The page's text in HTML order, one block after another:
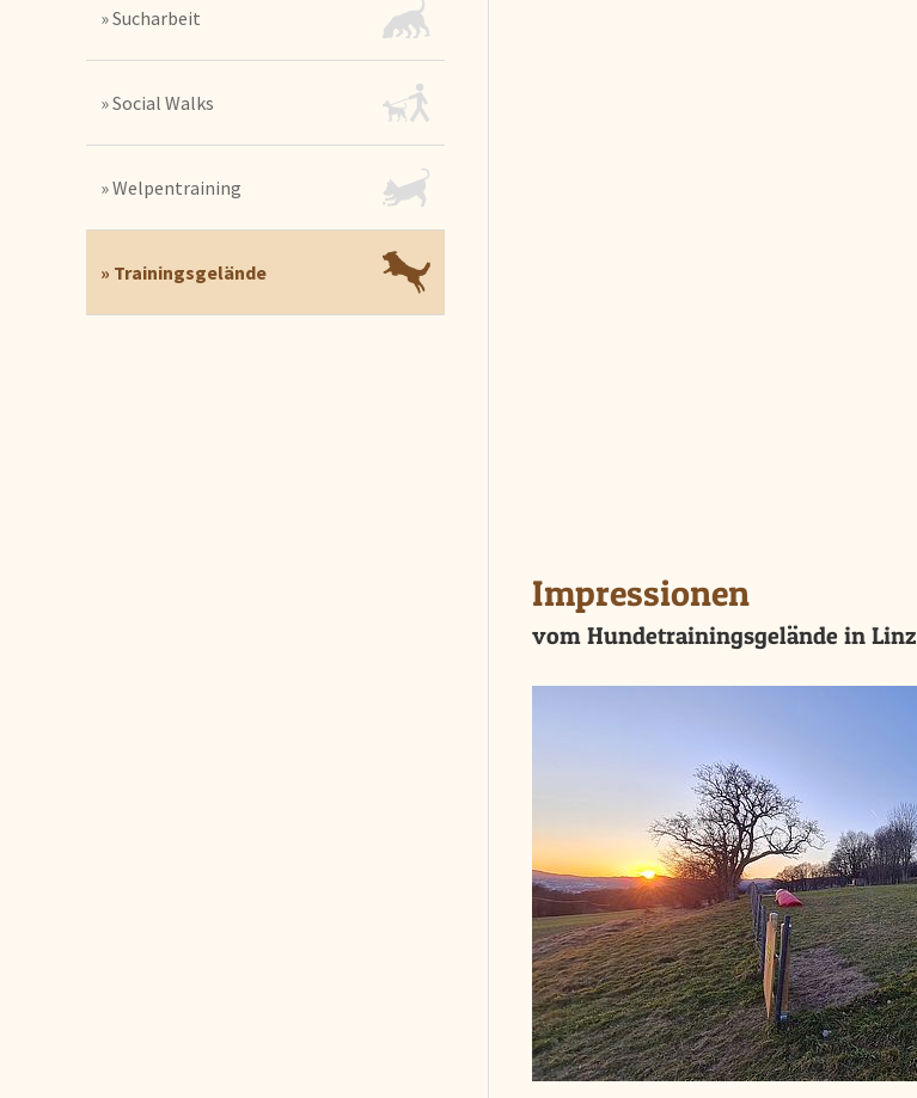
» Sucharbeit
» Social Walks
» Welpentraining
» Trainingsgelände
Impressionen
vom Hundetrainingsgelände in Linz